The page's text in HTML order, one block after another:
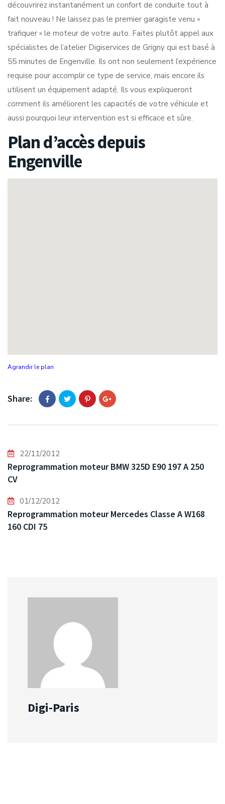
découvrirez instantanément un confort de conduite tout à
fait nouveau ! Ne laissez pas le premier garagiste venu «
trafiquer » le moteur de votre auto. Faites plutôt appel aux
spécialistes de l’atelier Digiservices de Grigny qui est basé à
55 minutes de Engenville. Ils ont non seulement l’expérience
requise pour accomplir ce type de service, mais encore ils
utilisent un équipement adapté. Ils vous expliqueront
comment ils améliorent les capacités de votre véhicule et
aussi pourquoi leur intervention est si efficace et sûre.
Plan d’accès depuis
Engenville
Agrandir le plan
Share:
22/11/2012
Reprogrammation moteur BMW 325D E90 197 A 250
CV
01/12/2012
Reprogrammation moteur Mercedes Classe A W168
160 CDI 75
Digi-Paris